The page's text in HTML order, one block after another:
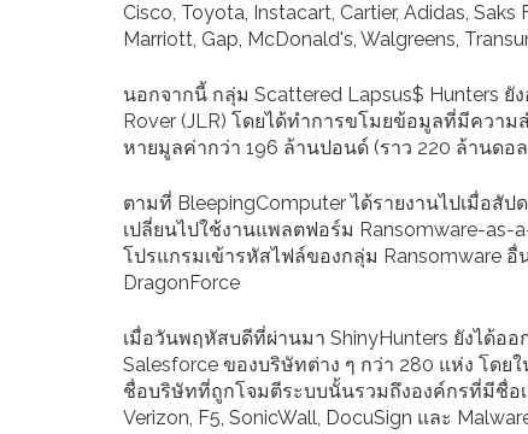
Cisco, Toyota, Instacart, Cartier, Adidas,
Marriott, Gap, McDonald's, Walgreens,
นอกจากนี้ กลุ่ม Scattered Lapsus$ Hunters
Rover (JLR) โดยได้ทำการขโมยข้อมูลที่มีความ
หายมูลค่ากว่า 196 ล้านปอนด์ (ราว 220 ล้านดอ
ตามที่ BleepingComputer ได้รายงานไปเมื่อสั
เปลี่ยนไปใช้งานแพลตฟอร์ม Ransomware-as-
โปรแกรมเข้ารหัสไฟล์ของกลุ่ม Ransomware อื่
DragonForce
เมื่อวันพฤหัสบดีที่ผ่านมา ShinyHunters ยังได้อ
Salesforce ของบริษัทต่าง ๆ กว่า 280 แห่ง โด
ชื่อบริษัทที่ถูกโจมตีระบบนั้นรวมถึงองค์กรที่มีชื่อเ
Verizon, F5, SonicWall, DocuSign และ